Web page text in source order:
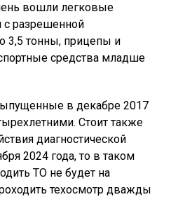
вошли легковые
с разрешенной
3,5 тонны, прицепы и
средства младше
в декабре 2017
Стоит также
диагностической
2024 года, то в таком
ТО не будет на
техосмотр дважды